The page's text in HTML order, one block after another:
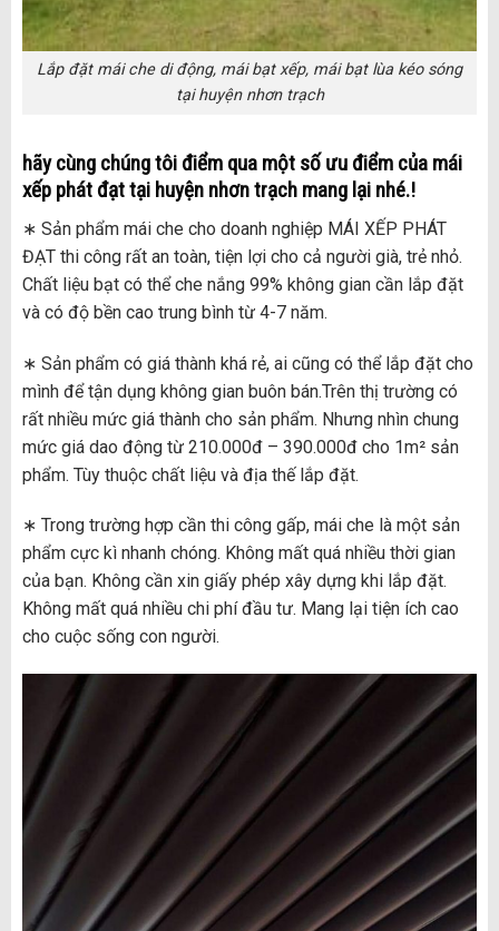
Lắp đặt mái che di động, mái bạt xếp, mái bạt lùa kéo sóng
tại huyện nhơn trạch
hãy cùng chúng tôi điểm qua một số ưu điểm của mái
xếp phát đạt tại huyện nhơn trạch mang lại nhé.!
∗ Sản phẩm mái che cho doanh nghiệp MÁI XẾP PHÁT
ĐẠT thi công rất an toàn, tiện lợi cho cả người già, trẻ nhỏ.
Chất liệu bạt có thể che nắng 99% không gian cần lắp đặt
và có độ bền cao trung bình từ 4-7 năm.
∗ Sản phẩm có giá thành khá rẻ, ai cũng có thể lắp đặt cho
mình để tận dụng không gian buôn bán.Trên thị trường có
rất nhiều mức giá thành cho sản phẩm. Nhưng nhìn chung
mức giá dao động từ 210.000đ – 390.000đ cho 1m² sản
phẩm. Tùy thuộc chất liệu và địa thế lắp đặt.
∗ Trong trường hợp cần thi công gấp, mái che là một sản
phẩm cực kì nhanh chóng. Không mất quá nhiều thời gian
của bạn. Không cần xin giấy phép xây dựng khi lắp đặt.
Không mất quá nhiều chi phí đầu tư. Mang lại tiện ích cao
cho cuộc sống con người.